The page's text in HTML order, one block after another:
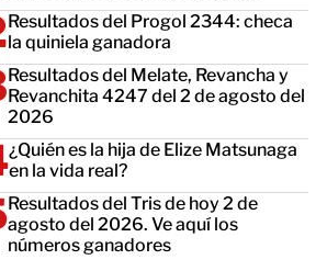
Resultados del Progol 2344: checa
la quiniela ganadora
Resultados del Melate, Revancha y
Revanchita 4247 del 2 de agosto del
2026
¿Quién es la hija de Elize Matsunaga
en la vida real?
Resultados del Tris de hoy 2 de
agosto del 2026. Ve aquí los
números ganadores